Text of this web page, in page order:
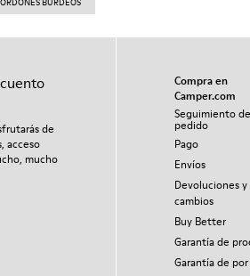
de
acceso
mucho
Compra en
Camper.com
Seguimiento
pedido
Pago
Envíos
Devoluciones y
cambios
Buy Better
Garantía de
Garantía de